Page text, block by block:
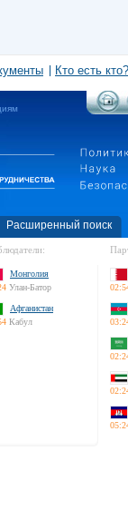
Кто есть кто?
Расширенный поиск
Монголия
Улан-Батор
Афганистан
Кабул